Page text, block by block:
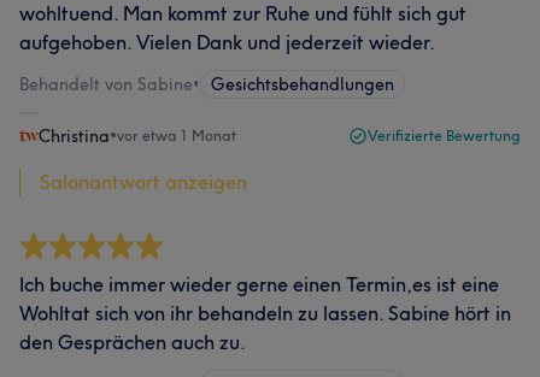
wohltuend. Man kommt zur Ruhe und fühlt sich gut
aufgehoben. Vielen Dank und jederzeit wieder.
Behandelt von Sabine• Gesichtsbehandlungen
Christina•vor etwa 1 Monat Verifizierte Bewertung
Salonantwort anzeigen
Ich buche immer wieder gerne einen Termin,es ist eine
Wohltat sich von ihr behandeln zu lassen. Sabine hört in
den Gesprächen auch zu.